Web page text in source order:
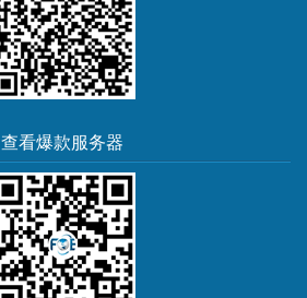
查看爆款服务器